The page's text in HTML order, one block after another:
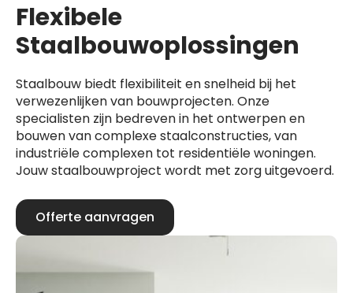
Flexibele
Staalbouwoplossingen
Staalbouw biedt flexibiliteit en snelheid bij het
verwezenlijken van bouwprojecten. Onze
specialisten zijn bedreven in het ontwerpen en
bouwen van complexe staalconstructies, van
industriële complexen tot residentiële woningen.
Jouw staalbouwproject wordt met zorg uitgevoerd.
Offerte aanvragen